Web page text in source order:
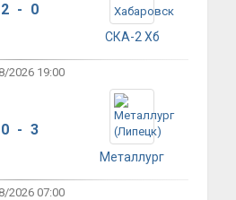
2 - 0
СКА-2 Хб
2026 19:00
0 - 3
Металлург
2026 07:00